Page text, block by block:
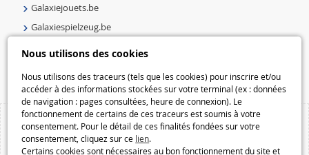
Nous utilisons des cookies
Nous utilisons des traceurs (tels que les cookies) pour inscrire et/ou
accéder à des informations stockées sur votre terminal (ex : données
de navigation : pages consultées, heure de connexion). Le
fonctionnement de certains de ces traceurs est soumis à votre
consentement. Pour le détail de ces finalités fondées sur votre
consentement, cliquez sur ce lien.
Certains cookies sont nécessaires au bon fonctionnement du site et
Galaxiejouets.be
Galaxiespielzeug.be